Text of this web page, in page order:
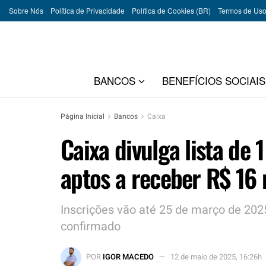
Sobre Nós Política de Privacidade Política de Cookies (BR) Termos de Uso
BANCOS BENEFÍCIOS SOCIAIS
Página Inicial Bancos Caixa
Caixa divulga lista de
aptos a receber R$
Inscrições vão até 25 de março de
confirmado
POR IGOR MACEDO 12 de maio de 2025, 16:26h